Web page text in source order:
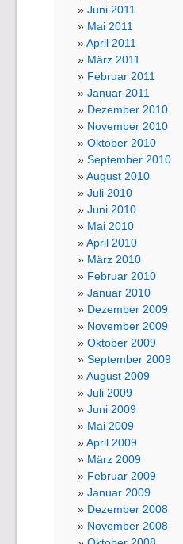
Juni 2011
Mai 2011
April 2011
März 2011
Februar 2011
Januar 2011
Dezember 2010
November 2010
Oktober 2010
September 2010
August 2010
Juli 2010
Juni 2010
Mai 2010
April 2010
März 2010
Februar 2010
Januar 2010
Dezember 2009
November 2009
Oktober 2009
September 2009
August 2009
Juli 2009
Juni 2009
Mai 2009
April 2009
März 2009
Februar 2009
Januar 2009
Dezember 2008
November 2008